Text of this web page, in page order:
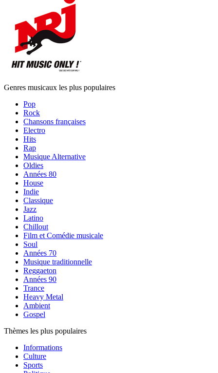
Genres musicaux les plus populaires
Pop
Rock
Chansons françaises
Electro
Hits
Rap
Musique Alternative
Oldies
Années 80
House
Indie
Classique
Jazz
Latino
Chillout
Film et Comédie musicale
Soul
Années 70
Musique traditionnelle
Reggaeton
Années 90
Trance
Heavy Metal
Ambient
Gospel
Thèmes les plus populaires
Informations
Culture
Sports